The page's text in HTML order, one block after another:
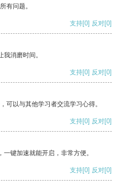
有问题。
支持[0] 反对[0]
消磨时间。
支持[0] 反对[0]
可以与其他学习者交流学习心得。
支持[0] 反对[0]
键加速就能开启，非常方便。
支持[0] 反对[0]